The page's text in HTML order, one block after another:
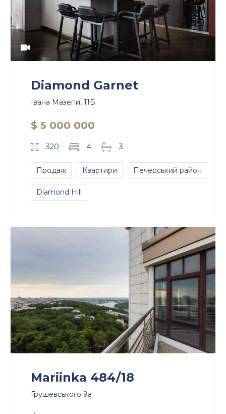
Diamond Garnet
Івана Мазепи, 11Б
$ 5 000 000
320 4 3
Продаж Квартири Печерський район
Diamond Hill
Mariinka 484/18
Грушевського 9а